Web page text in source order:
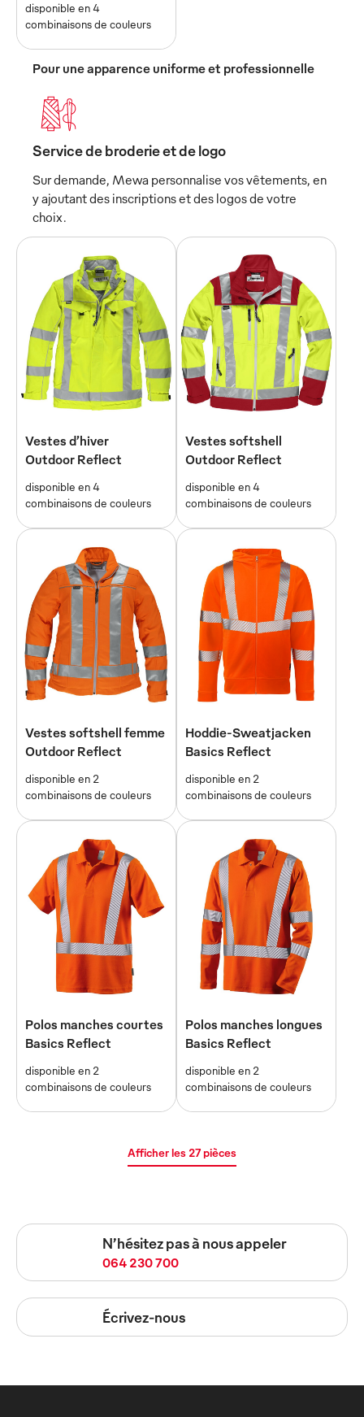
disponible en 4
combinaisons de couleurs
Pour une apparence uniforme et professionnelle
Service de broderie et de logo
Sur demande, Mewa personnalise vos vêtements, en
y ajoutant des inscriptions et des logos de votre
choix.
Vestes d’hiver
Outdoor Reflect
disponible en 4
combinaisons de couleurs
Vestes softshell
Outdoor Reflect
disponible en 4
combinaisons de couleurs
Vestes softshell femme
Outdoor Reflect
disponible en 2
combinaisons de couleurs
Hoddie-Sweatjacken
Basics Reflect
disponible en 2
combinaisons de couleurs
Polos manches courtes
Basics Reflect
disponible en 2
combinaisons de couleurs
Polos manches longues
Basics Reflect
disponible en 2
combinaisons de couleurs
Afficher les 27 pièces
N’hésitez pas à nous appeler
064 230 700
Écrivez-nous